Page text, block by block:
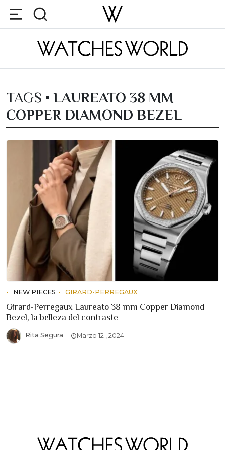
TAGS • LAUREATO 38 MM
COPPER DIAMOND BEZEL
NEW PIECES GIRARD-PERREGAUX
Girard-Perregaux Laureato 38 mm Copper Diamond
Bezel, la belleza del contraste
Rita Segura Marzo 12 , 2024